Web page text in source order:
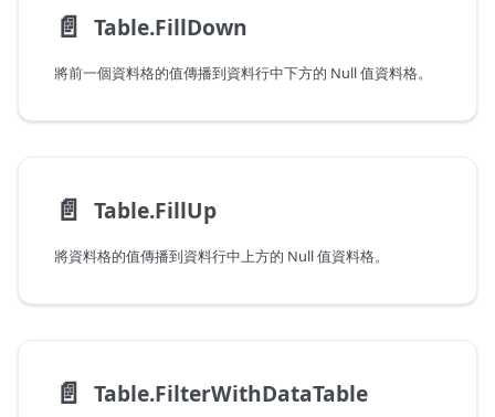
📄️ Table.FillDown
將前一個資料格的值傳播到資料行中下方的 Null 值資料格。
📄️ Table.FillUp
將資料格的值傳播到資料行中上方的 Null 值資料格。
📄️ Table.FilterWithDataTable